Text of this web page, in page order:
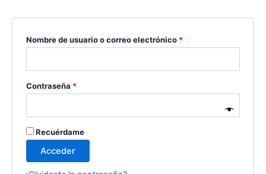
Nombre de usuario o correo electrónico *
Contraseña *
Recuérdame
Acceder